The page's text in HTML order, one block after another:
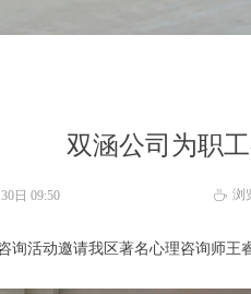
双涵公司为职
询活动邀请我区著名心理咨询师
日 09:50 ꄘ 浏